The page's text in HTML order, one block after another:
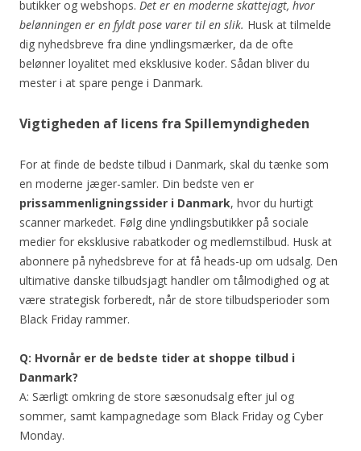
butikker og webshops. Det er en moderne skattejagt, hvor
belønningen er en fyldt pose varer til en slik. Husk at tilmelde
dig nyhedsbreve fra dine yndlingsmærker, da de ofte
belønner loyalitet med eksklusive koder. Sådan bliver du
mester i at spare penge i Danmark.
Vigtigheden af licens fra Spillemyndigheden
For at finde de bedste tilbud i Danmark, skal du tænke som
en moderne jæger-samler. Din bedste ven er
prissammenligningssider i Danmark, hvor du hurtigt
scanner markedet. Følg dine yndlingsbutikker på sociale
medier for eksklusive rabatkoder og medlemstilbud. Husk at
abonnere på nyhedsbreve for at få heads-up om udsalg. Den
ultimative danske tilbudsjagt handler om tålmodighed og at
være strategisk forberedt, når de store tilbudsperioder som
Black Friday rammer.
Q: Hvornår er de bedste tider at shoppe tilbud i
Danmark?
A: Særligt omkring de store sæsonudsalg efter jul og
sommer, samt kampagnedage som Black Friday og Cyber
Monday.